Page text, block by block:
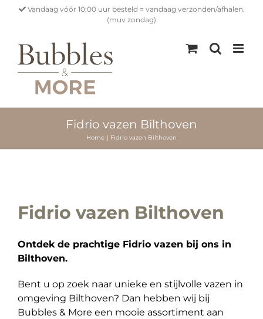
Vandaag vóór 10:00 uur besteld = vandaag verzonden/afhalen.
(muv zondag)
Fidrio vazen Bilthoven
Home Fidrio vazen Bilthoven
Fidrio vazen Bilthoven
Ontdek de prachtige Fidrio vazen bij ons in
Bilthoven.
Bent u op zoek naar unieke en stijlvolle vazen in
omgeving Bilthoven? Dan hebben wij bij
Bubbles & More een mooie assortiment aan